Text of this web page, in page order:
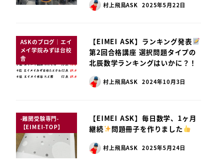
村上飛鳥ASK 2025年5月22日
ASKのブログ｜エイ
メイ学院みずほ台校
舎
【EIMEI ASK】ランキング発表
第2回合格講座 選択問題タイプの
北辰数学ランキングはいかに？！
村上飛鳥ASK 2024年10月3日
-難関受験専門-
【EIMEI-TOP】
【EIMEI ASK】毎日数学、1ヶ月
継続
️問題冊子を作りました
村上飛鳥ASK 2025年5月24日